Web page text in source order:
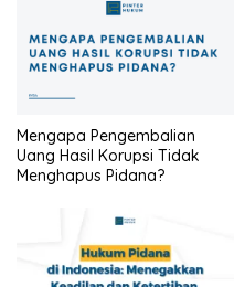
Mengapa Pengembalian
Uang Hasil Korupsi Tidak
Menghapus Pidana?